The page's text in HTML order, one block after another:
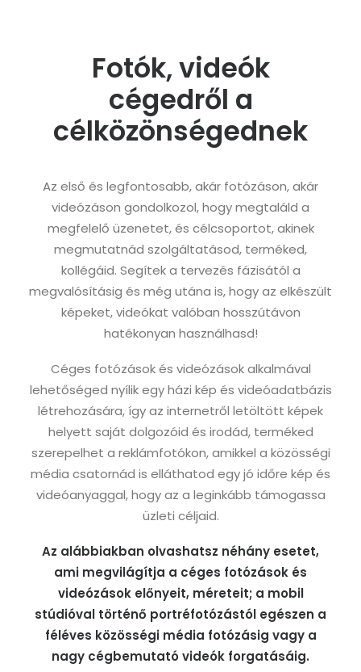
Fotók, videók
cégedről a
célközönségednek
Az első és legfontosabb, akár fotózáson, akár
videózáson gondolkozol, hogy megtaláld a
megfelelő üzenetet, és célcsoportot, akinek
megmutatnád szolgáltatásod, terméked,
kollégáid. Segítek a tervezés fázisától a
megvalósításig és még utána is, hogy az elkészült
képeket, videókat valóban hosszútávon
hatékonyan használhasd!
Céges fotózások és videózások alkalmával
lehetőséged nyílik egy házi kép és videóadatbázis
létrehozására, így az internetről letöltött képek
helyett saját dolgozóid és irodád, terméked
szerepelhet a reklámfotókon, amikkel a közösségi
média csatornád is elláthatod egy jó időre kép és
videóanyaggal, hogy az a leginkább támogassa
üzleti céljaid.
Az alábbiakban olvashatsz néhány esetet,
ami megvilágítja a céges fotózások és
videózások előnyeit, méreteit; a mobil
stúdióval történő portréfotózástól egészen a
féléves közösségi média fotózásig vagy a
nagy cégbemutató videók forgatásáig.